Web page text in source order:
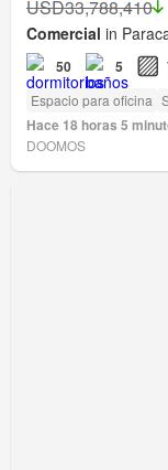
USD33,788,410
Comercial in
50 5
Espacio para oficina
Hace 18 horas 5
DOOMOS